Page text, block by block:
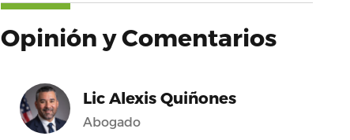
Opinión y Comentarios
Lic Alexis Quiñones
Abogado